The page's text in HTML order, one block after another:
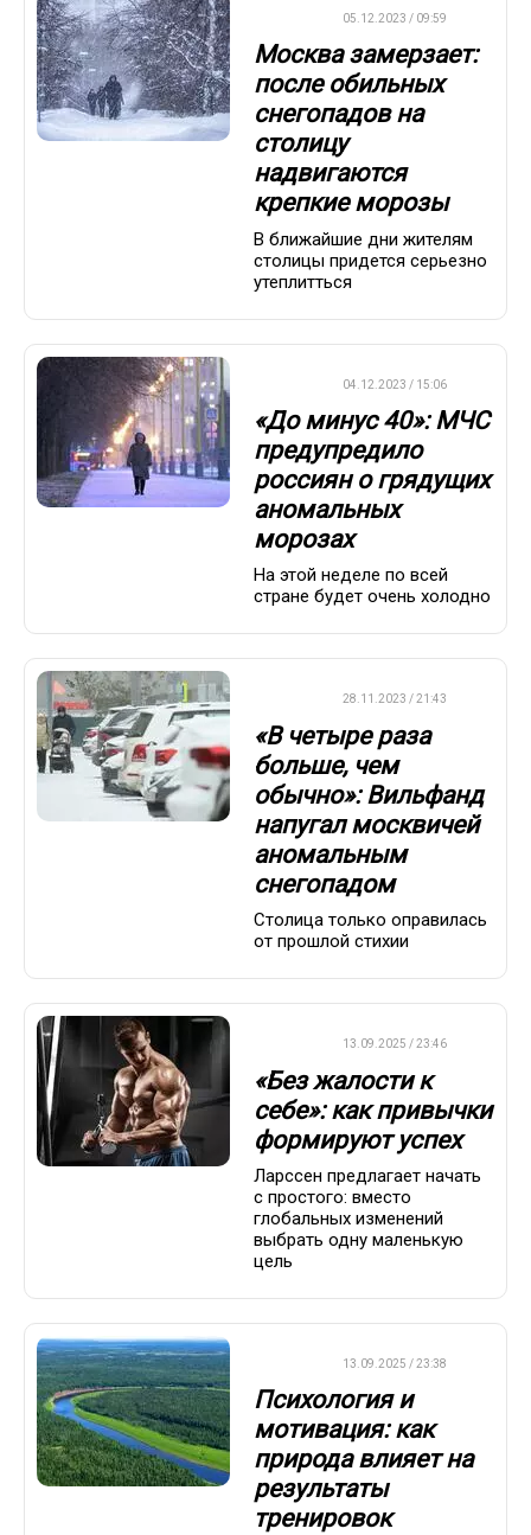
05.12.2023 / 09:59
Москва замерзает:
после обильных
снегопадов на
столицу
надвигаются
крепкие морозы
В ближайшие дни жителям
столицы придется серьезно
утеплитться
04.12.2023 / 15:06
«До минус 40»: МЧС
предупредило
россиян о грядущих
аномальных
морозах
На этой неделе по всей
стране будет очень холодно
28.11.2023 / 21:43
«В четыре раза
больше, чем
обычно»: Вильфанд
напугал москвичей
аномальным
снегопадом
Столица только оправилась
от прошлой стихии
13.09.2025 / 23:46
«Без жалости к
себе»: как привычки
формируют успех
Ларссен предлагает начать
с простого: вместо
глобальных изменений
выбрать одну маленькую
цель
13.09.2025 / 23:38
Психология и
мотивация: как
природа влияет на
результаты
тренировок